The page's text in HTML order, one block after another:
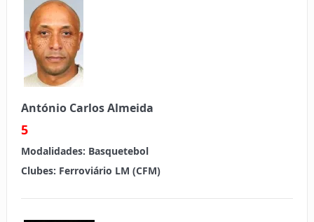
António Carlos Almeida
5
Modalidades: Basquetebol
Clubes: Ferroviário LM (CFM)